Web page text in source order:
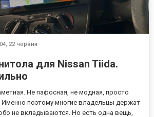
22 червня
для Nissan Tiida.
Не пафосная, не модная, просто
Именно поэтому многие владельцы держат
не вкладываются. Но есть одна вещь,